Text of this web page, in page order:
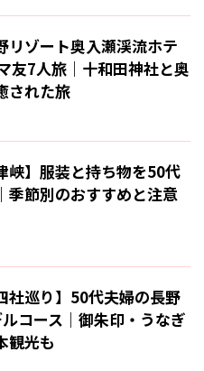
リゾート奥入瀬渓流ホテ
友7人旅｜十和田神社と奥
された旅
峡】服装と持ち物を50代
季節別のおすすめと注意
社巡り】50代夫婦の長野
コース｜御朱印・うなぎ
観光も